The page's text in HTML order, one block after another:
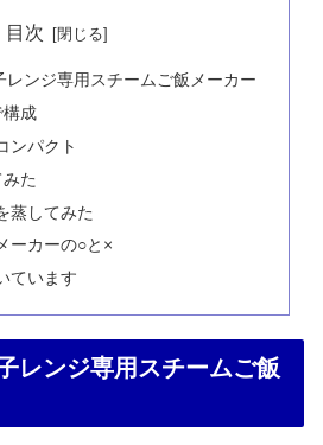
目次
レンジ専用スチームご飯メーカー
構成
ンパクト
た
蒸してみた
ーカーの○と×
ています
レンジ専用スチームご飯